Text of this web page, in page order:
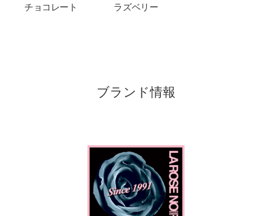
チョコレート ラズベリー
ブランド情報